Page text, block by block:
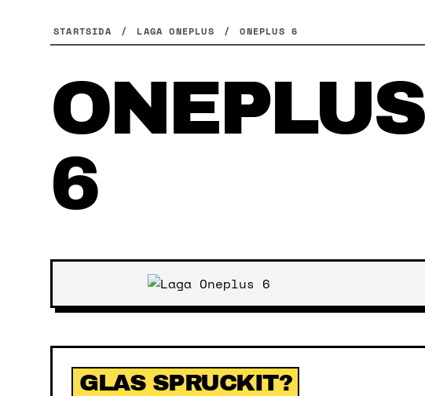
content
STARTSIDA / LAGA ONEPLUS / ONEPLUS 6
ONEPLUS
6
GLAS SPRUCKIT?